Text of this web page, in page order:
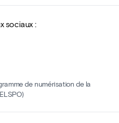
sociaux :
de numérisation de la